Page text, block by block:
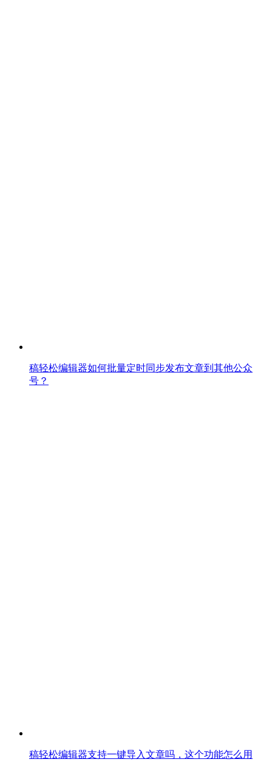
稿轻松编辑器如何批量定时同步发布文章到其他公众
号？
稿轻松编辑器支持一键导入文章吗，这个功能怎么用